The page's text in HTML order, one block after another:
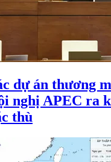
dự án thương
nghị APEC ra
thù